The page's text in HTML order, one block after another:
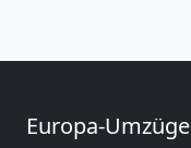
Europa-Umzüge